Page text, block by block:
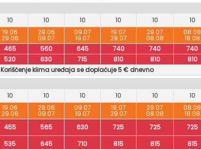
10 10 10 10 10 10
19.06
29.06
29.06
09.07
09.07
19.07
19.07
29.07
29.07
08.08
08.08
18.08
465 560 645 740 740 740
520 630 715 810 810 810
Korišćenje klima uređaja se doplaćuje 5 € dnevno
10 10 10 10 10 10
19.06
29.06
29.06
09.07
09.07
19.07
19.07
29.07
29.07
08.08
08.08
18.08
455 565 630 725 725 725
535 645 710 815 815 815